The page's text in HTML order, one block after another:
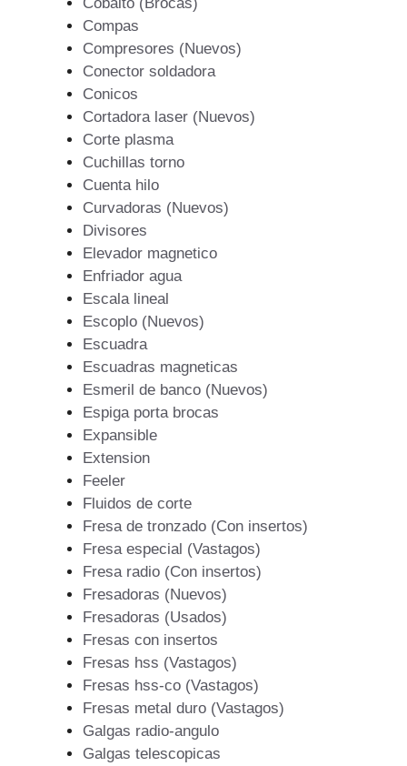
Compas
Compresores (Nuevos)
Conector soldadora
Conicos
Cortadora laser (Nuevos)
Corte plasma
Cuchillas torno
Cuenta hilo
Curvadoras (Nuevos)
Divisores
Elevador magnetico
Enfriador agua
Escala lineal
Escoplo (Nuevos)
Escuadra
Escuadras magneticas
Esmeril de banco (Nuevos)
Espiga porta brocas
Expansible
Extension
Feeler
Fluidos de corte
Fresa de tronzado (Con insertos)
Fresa especial (Vastagos)
Fresa radio (Con insertos)
Fresadoras (Nuevos)
Fresadoras (Usados)
Fresas con insertos
Fresas hss (Vastagos)
Fresas hss-co (Vastagos)
Fresas metal duro (Vastagos)
Galgas radio-angulo
Galgas telescopicas